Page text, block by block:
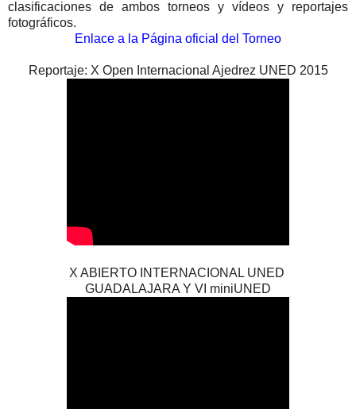
clasificaciones de ambos torneos y vídeos y reportajes
fotográficos.
Enlace a la Página oficial del Torneo
Reportaje: X Open Internacional Ajedrez UNED 2015
X ABIERTO INTERNACIONAL UNED
GUADALAJARA Y VI miniUNED